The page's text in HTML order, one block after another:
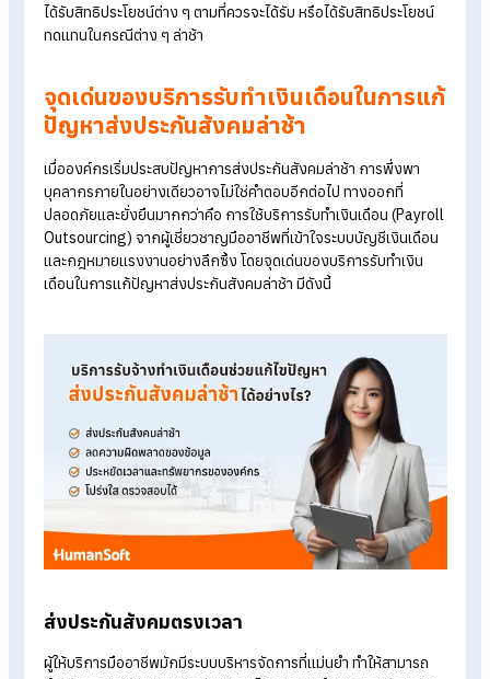
ผลกระทบจากการส่งประกันสังคมล่าช้า
นายจ้างเองและผู้ประกันตน (พนักงาน) อย่างหลีกเลี่ยงไม่ได้ มาดู
ว่าการส่งประกันสังคมล่าช้า มีผลกระทบทั้งต่อนายจ้างและผู้ประกั
ผลกระทบต่อนายจ้าง
ถูกเรียกเก็บค่าปรับและดอกเบี้ย
เสียภาพลักษณ์องค์กร
ผลกระทบต่อผู้ประกันตน (พนักงาน)
การส่งประกันสังคมช้า ส่งผลกระทบต่อพนักงาน อาจทำให้ลูกจ้าง
ได้รับสิทธิประโยชน์ต่าง ๆ ตามที่ควรจะได้รับ หรือได้รับสิทธิประโย
ทดแทนในกรณีต่าง ๆ ล่าช้า
ปัญหาส่งประกันสังคมล่าช้า
เมื่อองค์กรเริ่มประสบปัญหาการส่งประกันสังคมล่าช้า การพึ่งพา